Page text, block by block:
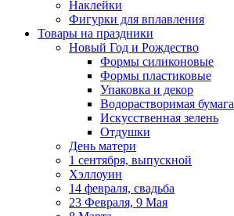
Наклейки
Фигурки для вплавления
Товары на праздники
Новый Год и Рождество
Формы силиконовые
Формы пластиковые
Упаковка и декор
Водорастворимая бумага
Искусственная зелень
Отдушки
День матери
1 сентября, выпускной
Хэллоуин
14 февраля, свадьба
23 Февраля, 9 Мая